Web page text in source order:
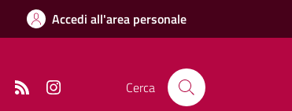
Accedi all'area personale
TelegramRSS Cerca